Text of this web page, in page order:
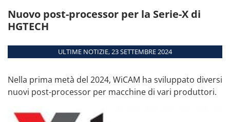
fresatura a portale e
combinate
Moduli
Requisiti di sistema
Macchine supportate
Nuovo post-processor per la Serie-X di
HGTECH
ULTIME NOTIZIE, 23 SETTEMBRE 2024
Nella prima metà del 2024, WiCAM ha sviluppato diversi
nuovi post-processor per macchine di vari produttori.